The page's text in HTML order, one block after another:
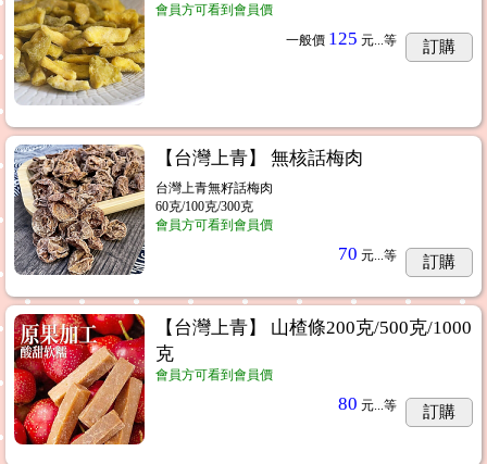
會員方可看到會員價
一般價 125 元... 等 訂購
【台灣上青】 無核話梅肉
台灣上青無籽話梅肉
60克/100克/300克
會員方可看到會員價
70 元... 等 訂購
【台灣上青】 山楂條200克/500克/1000
克
會員方可看到會員價
80 元... 等 訂購